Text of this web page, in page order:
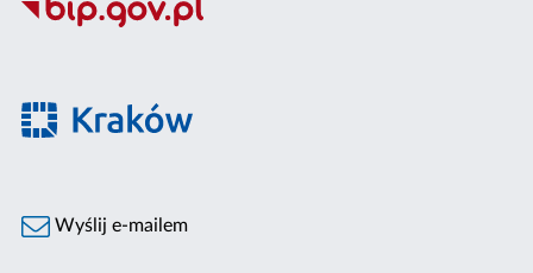
Wyślij e-mailem